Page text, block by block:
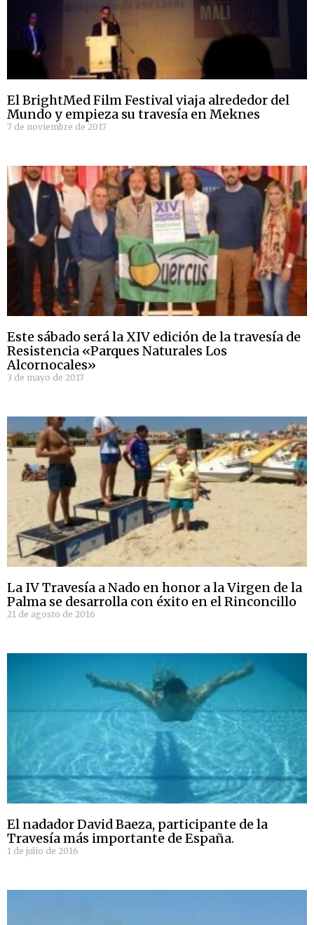
El BrightMed Film Festival viaja alrededor del
Mundo y empieza su travesía en Meknes
7 de noviembre de 2017
Este sábado será la XIV edición de la travesía de
Resistencia «Parques Naturales Los
Alcornocales»
3 de mayo de 2017
La IV Travesía a Nado en honor a la Virgen de la
Palma se desarrolla con éxito en el Rinconcillo
21 de agosto de 2016
El nadador David Baeza, participante de la
Travesía más importante de España.
1 de julio de 2016